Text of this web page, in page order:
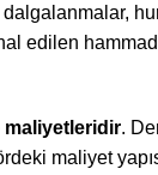
edilen
maliyetleridir.
maliyet